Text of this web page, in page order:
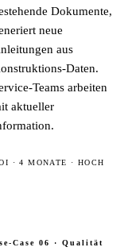
Dokumente,
neue
aus
Daten.
Teams arbeiten
aktueller
· 4 MONATE · HOCH
Case 06 · Qualität